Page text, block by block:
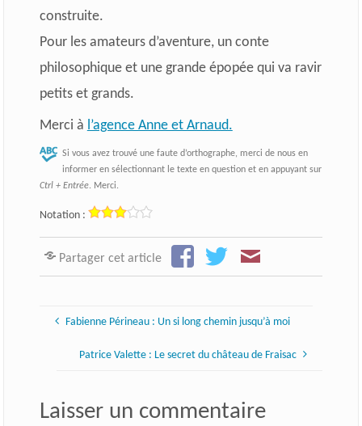
construite.
Pour les amateurs d’aventure, un conte
philosophique et une grande épopée qui va ravir
petits et grands.
Merci à l’agence Anne et Arnaud.
Si vous avez trouvé une faute d’orthographe, merci de nous en
informer en sélectionnant le texte en question et en appuyant sur
Ctrl + Entrée. Merci.
Notation :
Partager cet article
Fabienne Périneau : Un si long chemin jusqu’à moi
Patrice Valette : Le secret du château de Fraisac
Laisser un commentaire